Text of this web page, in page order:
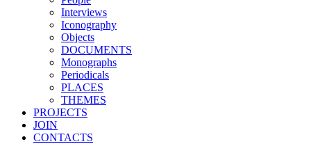
Interviews
Iconography
Objects
DOCUMENTS
Monographs
Periodicals
PLACES
THEMES
PROJECTS
JOIN
CONTACTS